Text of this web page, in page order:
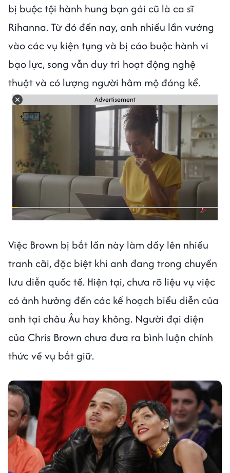
bị buộc tội hành hung bạn gái cũ là ca sĩ
Rihanna. Từ đó đến nay, anh nhiều lần vướng
vào các vụ kiện tụng và bị cáo buộc hành vi
bạo lực, song vẫn duy trì hoạt động nghệ
thuật và có lượng người hâm mộ đáng kể.
Advertisement
Việc Brown bị bắt lần này làm dấy lên nhiều
tranh cãi, đặc biệt khi anh đang trong chuyến
lưu diễn quốc tế. Hiện tại, chưa rõ liệu vụ việc
có ảnh hưởng đến các kế hoạch biểu diễn của
anh tại châu Âu hay không. Người đại diện
của Chris Brown chưa đưa ra bình luận chính
thức về vụ bắt giữ.